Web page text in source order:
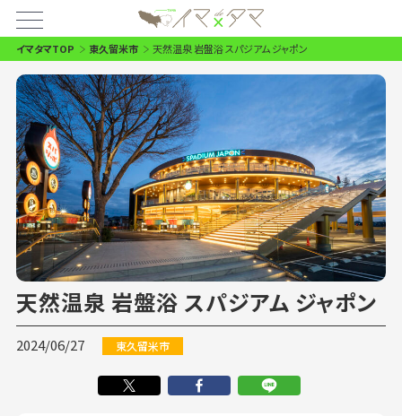
イマタマTOP 東久留米市 天然温泉 岩盤浴 スパジアム ジャポン
天然温泉 岩盤浴 スパジアム ジャポン
2024/06/27 東久留米市